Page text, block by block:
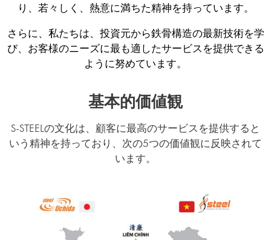
り、若々しく、熱意に満ちた精神を持っています。
さらに、私たちは、投資元から鉄骨構造の最新技術を学
び、お客様のニーズに最も適したサービスを提供できる
ように努めています。
基本的価値観
S-STEELの文化は、顧客に最高のサービスを提供すると
いう精神を持っており、次の5つの価値観に反映されて
います。